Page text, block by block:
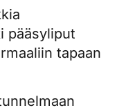
pääsyliput
tapaan